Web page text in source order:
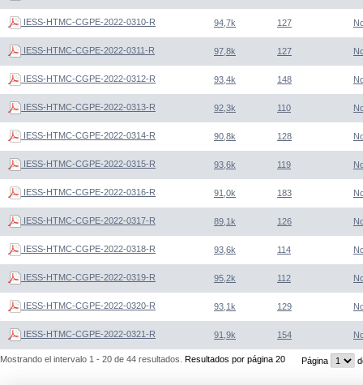
IESS-HTMC-CGPE-2022-0310-R 94,7k 127
IESS-HTMC-CGPE-2022-0311-R 97,8k 127
IESS-HTMC-CGPE-2022-0312-R 93,4k 148
IESS-HTMC-CGPE-2022-0313-R 92,3k 110
IESS-HTMC-CGPE-2022-0314-R 90,8k 128
IESS-HTMC-CGPE-2022-0315-R 93,6k 119
IESS-HTMC-CGPE-2022-0316-R 91,0k 183
IESS-HTMC-CGPE-2022-0317-R 89,1k 126
IESS-HTMC-CGPE-2022-0318-R 93,6k 114
IESS-HTMC-CGPE-2022-0319-R 95,2k 112
IESS-HTMC-CGPE-2022-0320-R 93,1k 129
IESS-HTMC-CGPE-2022-0321-R 91,9k 154
Mostrando el intervalo 1 - 20 de 44 resultados. Resultados por página 20 Página